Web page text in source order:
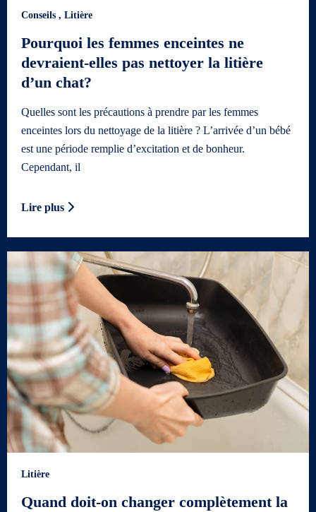
Conseils , Litière
Pourquoi les femmes enceintes ne
devraient-elles pas nettoyer la litière
d’un chat?
Quelles sont les précautions à prendre par les femmes
enceintes lors du nettoyage de la litière ? L’arrivée d’un bébé
est une période remplie d’excitation et de bonheur.
Cependant, il
Lire plus
Litière
Quand doit-on changer complètement la